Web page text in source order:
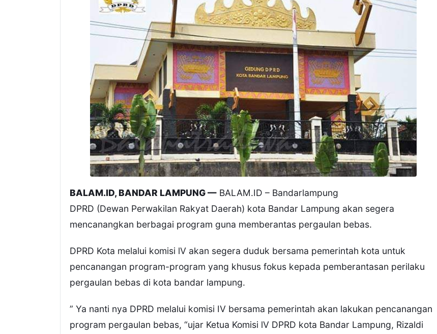
BALAM.ID, BANDAR LAMPUNG — BALAM.ID – Bandarlampung
DPRD (Dewan Perwakilan Rakyat Daerah) kota Bandar Lampung akan segera
mencanangkan berbagai program guna memberantas pergaulan bebas.
DPRD Kota melalui komisi lV akan segera duduk bersama pemerintah kota untuk
pencanangan program-program yang khusus fokus kepada pemberantasan perilaku
pergaulan bebas di kota bandar lampung.
” Ya nanti nya DPRD melalui komisi IV bersama pemerintah akan lakukan pencanangan
program pergaulan bebas, “ujar Ketua Komisi lV DPRD kota Bandar Lampung, Rizaldi